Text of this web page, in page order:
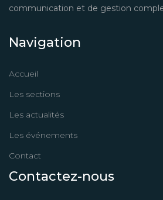
communication et de gestion
Navigation
Accueil
Les sections
Les actualités
Les événements
Contact
Contactez-nous